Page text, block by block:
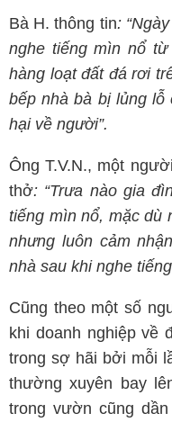
Bà H. thông tin:
nghe tiếng mìn nổ
hàng loạt đất đá rơi
bếp nhà bà bị lủng lỗ
hại về người”.
Ông T.V.N., một
thở: “Trưa nào gia
tiếng mìn nổ, mặc dù
nhưng luôn cảm
nhà sau khi nghe tiếng
Cũng theo một số
khi doanh nghiệp về
trong sợ hãi bởi mỗi
thường xuyên bay
trong vườn cũng